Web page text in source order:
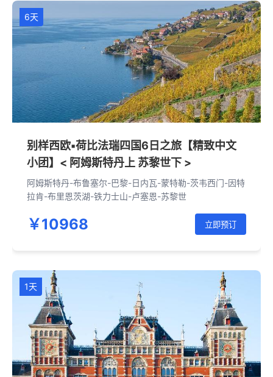
6天
别样西欧▪荷比法瑞四国6日之旅【精致中文
小团】< 阿姆斯特丹上 苏黎世下 >
阿姆斯特丹-布鲁塞尔-巴黎-日内瓦-蒙特勒-茨韦西门-因特
拉肯-布里恩茨湖-铁力士山-卢塞恩-苏黎世
￥10968 立即预订
1天